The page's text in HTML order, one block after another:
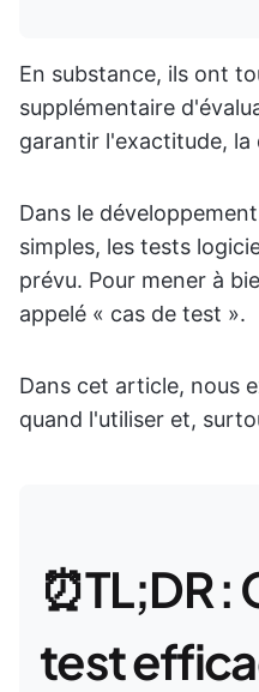
En substance, ils ont
supplémentaire
garantir l'exactitude, la
Dans le
simples, les tests
prévu. Pour mener à
appelé « cas de test ».
Dans cet article, nous
quand l'utiliser et,
⏰TL;DR
test